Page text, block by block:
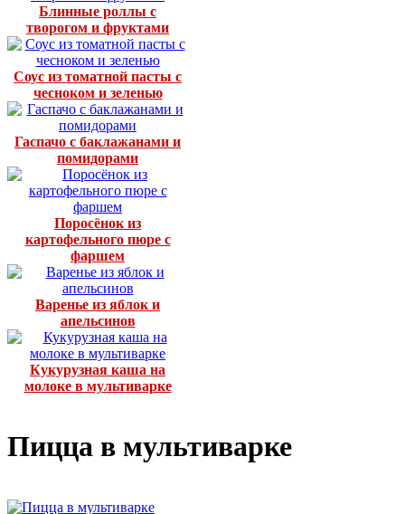
Блинные роллы с
творогом и фруктами
Соус из томатной пасты с
чесноком и зеленью
Гаспачо с баклажанами и
помидорами
Поросёнок из
картофельного пюре с
фаршем
Варенье из яблок и
апельсинов
Кукурузная каша на
молоке в мультиварке
Пицца в мультиварке